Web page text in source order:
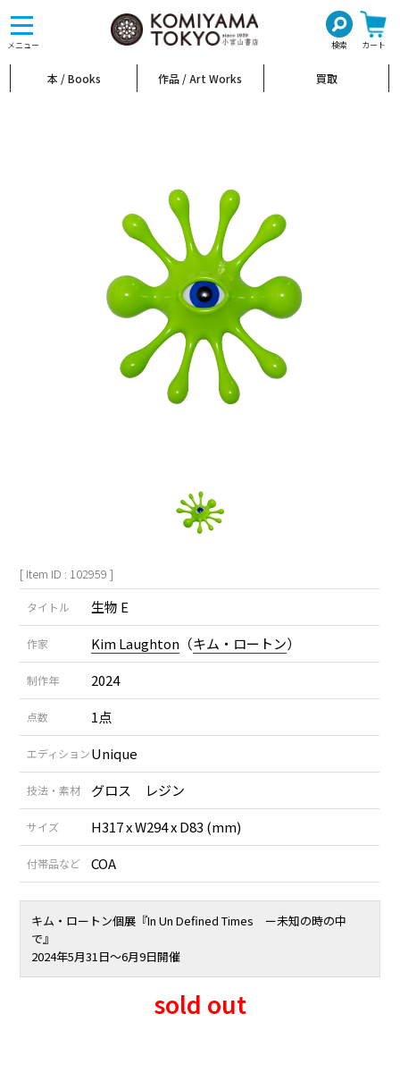
メニュー 検索 カート
toggle
navigation
本 / Books 作品 / Art Works 買取
[ Item ID : 102959 ]
タイトル 生物 E
作家 Kim Laughton （キム・ロートン）
制作年 2024
点数 1点
エディションUnique
技法・素材 グロス レジン
サイズ H317 x W294 x D83 (mm)
付帯品など COA
キム・ロートン個展『In Un Defined Times ー未知の時の中
で』
2024年5月31日〜6月9日開催
sold out